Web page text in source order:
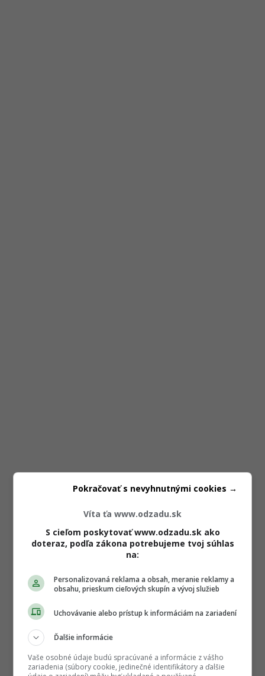
Víta ťa www.odzadu.sk
S cieľom poskytovať www.odzadu.sk ako
doteraz, podľa zákona potrebujeme tvoj súhlas
na:
Personalizovaná reklama a obsah, meranie reklamy a
obsahu, prieskum cieľových skupín a vývoj služieb
Uchovávanie alebo prístup k informáciám na zariadení
Ďalšie informácie
Vaše osobné údaje budú spracúvané a informácie z vášho
zariadenia (súbory cookie, jedinečné identifikátory a ďalšie
Pokračovať s nevyhnutnými cookies →